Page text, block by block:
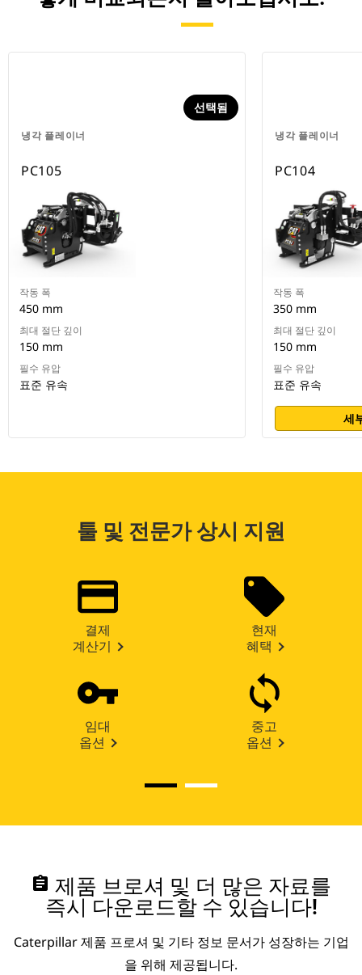
냉각 플레이너
선택됨
PC105
작동 폭
450 mm
최대 절단 깊이
150 mm
필수 유압
표준 유속
냉각 플레이너
PC104
작동 폭
350 mm
최대 절단 깊이
150 mm
필수 유압
표준 유속
세
툴 및 전문가 상시 지원
결제
계산기
현재
혜택
임대
옵션
중고
옵션
assignment 제품 브로셔 및 더 많은 자료를
즉시 다운로드할 수 있습니다!
Caterpillar 제품 프로셔 및 기타 정보 문서가 성장하는 기업
을 위해 제공됩니다.